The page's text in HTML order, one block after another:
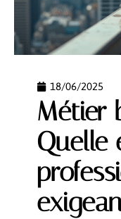
18/06/2025
Métier
Quelle